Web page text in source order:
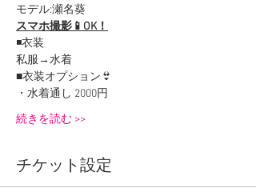
モデル:瀬名葵
スマホ撮影📱OK！
◾️衣装
私服→水着
■衣装オプション👙
・水着通し 2000円
続きを読む >>
チケット設定